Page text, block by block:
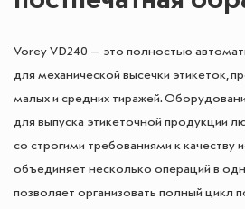
Vorey VD240 — это полностью
для механической высечки этикеток,
малых и средних тиражей.
для выпуска этикеточной продукции
со строгими требованиями к качеству
объединяет несколько операций в
позволяет организовать полный цикл